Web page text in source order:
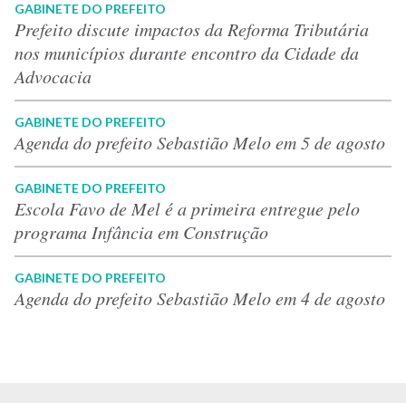
GABINETE DO PREFEITO
Prefeito discute impactos da Reforma Tributária
nos municípios durante encontro da Cidade da
Advocacia
GABINETE DO PREFEITO
Agenda do prefeito Sebastião Melo em 5 de agosto
GABINETE DO PREFEITO
Escola Favo de Mel é a primeira entregue pelo
programa Infância em Construção
GABINETE DO PREFEITO
Agenda do prefeito Sebastião Melo em 4 de agosto